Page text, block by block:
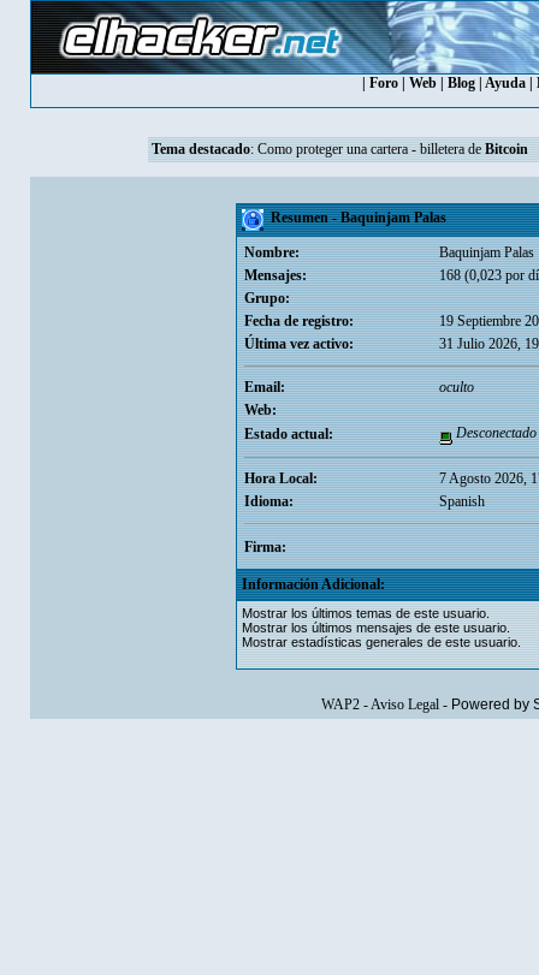
Foro Web Blog Ayuda
Tema destacado: Como proteger una cartera - billetera de Bitcoin
Resumen - Baquinjam Palas
Nombre:
Baquinjam Palas
Mensajes:
168 (0,023 por
Grupo:
Fecha de registro:
19 Septiembre
Última vez activo:
31 Julio 2026,
Email:
oculto
Web:
Estado actual:
Desconectado
Hora Local:
7 Agosto 2026,
Idioma:
Spanish
Firma:
Información Adicional:
Mostrar los últimos temas de este usuario.
Mostrar los últimos mensajes de este usuario.
Mostrar estadísticas generales de este usuario.
WAP2-Aviso Legal- Powered by